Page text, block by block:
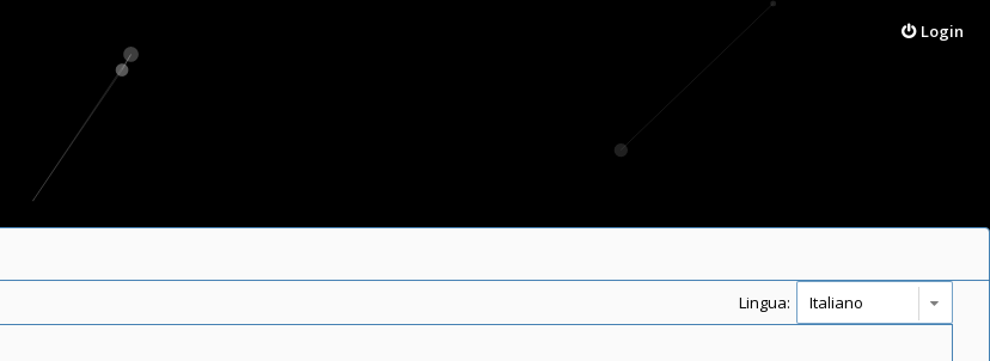
Login
Lingua: